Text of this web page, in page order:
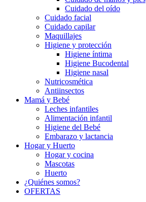
Cuidado del oído
Cuidado facial
Cuidado capilar
Maquillajes
Higiene y protección
Higiene íntima
Higiene Bucodental
Higiene nasal
Nutricosmética
Antiinsectos
Mamá y Bebé
Leches infantiles
Alimentación infantil
Higiene del Bebé
Embarazo y lactancia
Hogar y Huerto
Hogar y cocina
Mascotas
Huerto
¿Quiénes somos?
OFERTAS